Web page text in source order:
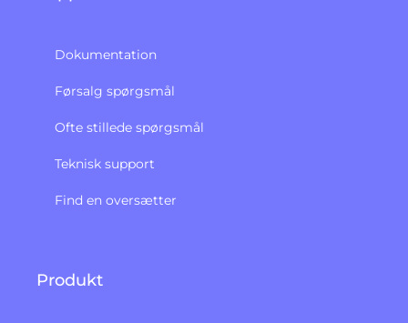
Dokumentation
Førsalg spørgsmål
Ofte stillede spørgsmål
Teknisk support
Find en oversætter
Produkt